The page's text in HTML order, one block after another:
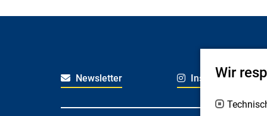
Newsletter Instagram
Wir